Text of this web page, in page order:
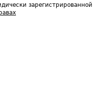
зарегистрированной